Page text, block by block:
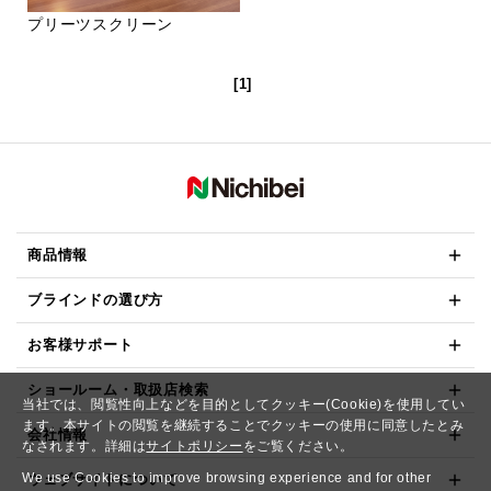
当社では、閲覧性向上などを目的としてクッキー(Cookie)を使用してい
ます。本サイトの閲覧を継続することでクッキーの使用に同意したとみ
なされます。詳細はサイトポリシー をご覧ください。
We use Cookies to improve browsing experience and for other
プリーツスクリーン
[1]
商品情報
ブラインドの選び方
お客様サポート
ショールーム・取扱店検索
会社情報
ウェブサイトについて